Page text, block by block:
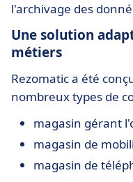
l'archivage des
Une solution
métiers
Rezomatic a été
nombreux types de
magasin gérant
magasin de
magasin de